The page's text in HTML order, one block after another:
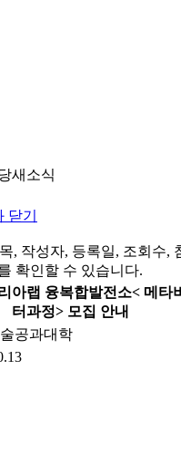
새소식
닫기
, 작성자, 등록일, 조회수,
확인할 수 있습니다.
아랩 융복합발전소< 메타
터과정> 모집 안내
공과대학